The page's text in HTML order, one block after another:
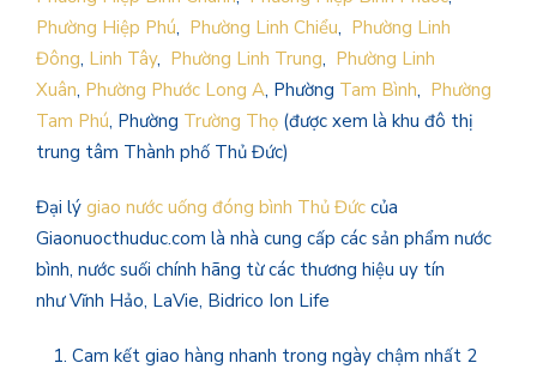
Phường Hiệp Phú, Phường Linh Chiểu, Phường Linh
Đông, Linh Tây, Phường Linh Trung, Phường Linh
Xuân, Phường Phước Long A, Phường Tam Bình, Phường
Tam Phú, Phường Trường Thọ (được xem là khu đô thị
trung tâm Thành phố Thủ Đức)
Đại lý giao nước uống đóng bình Thủ Đức của
Giaonuocthuduc.com là nhà cung cấp các sản phẩm nước
bình, nước suối chính hãng từ các thương hiệu uy tín
như Vĩnh Hảo, LaVie, Bidrico Ion Life
Cam kết giao hàng nhanh trong ngày chậm nhất 2